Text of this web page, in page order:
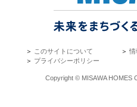
＞ このサイトについて ＞情
＞ プライバシーポリシー
Copyright © MISAWA HOMES